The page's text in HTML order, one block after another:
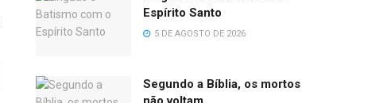
Espírito Santo
5 DE AGOSTO DE 2026
Segundo a Bíblia, os mortos